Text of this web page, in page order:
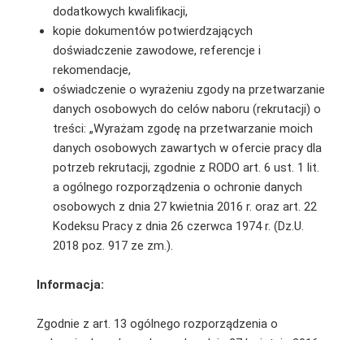
dodatkowych kwalifikacji,
kopie dokumentów potwierdzających
doświadczenie zawodowe, referencje i
rekomendacje,
oświadczenie o wyrażeniu zgody na przetwarzanie
danych osobowych do celów naboru (rekrutacji) o
treści: „Wyrażam zgodę na przetwarzanie moich
danych osobowych zawartych w ofercie pracy dla
potrzeb rekrutacji, zgodnie z RODO art. 6 ust. 1 lit.
a ogólnego rozporządzenia o ochronie danych
osobowych z dnia 27 kwietnia 2016 r. oraz art. 22
Kodeksu Pracy z dnia 26 czerwca 1974 r. (Dz.U.
2018 poz. 917 ze zm.).
Informacja:
Zgodnie z art. 13 ogólnego rozporządzenia o